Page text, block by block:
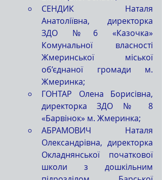
СЕНДИК Наталя
Анатоліївна, директорка
ЗДО №6 «Казочка»
Комунальної власності
Жмеринської міської
об’єднаної громади м.
Жмеринка;
ГОНТАР Олена Борисівна,
директорка ЗДО № 8
«Барвінок» м. Жмеринка;
АБРАМОВИЧ Наталя
Олександрівна, директорка
Окладнянської початкової
школи з дошкільним